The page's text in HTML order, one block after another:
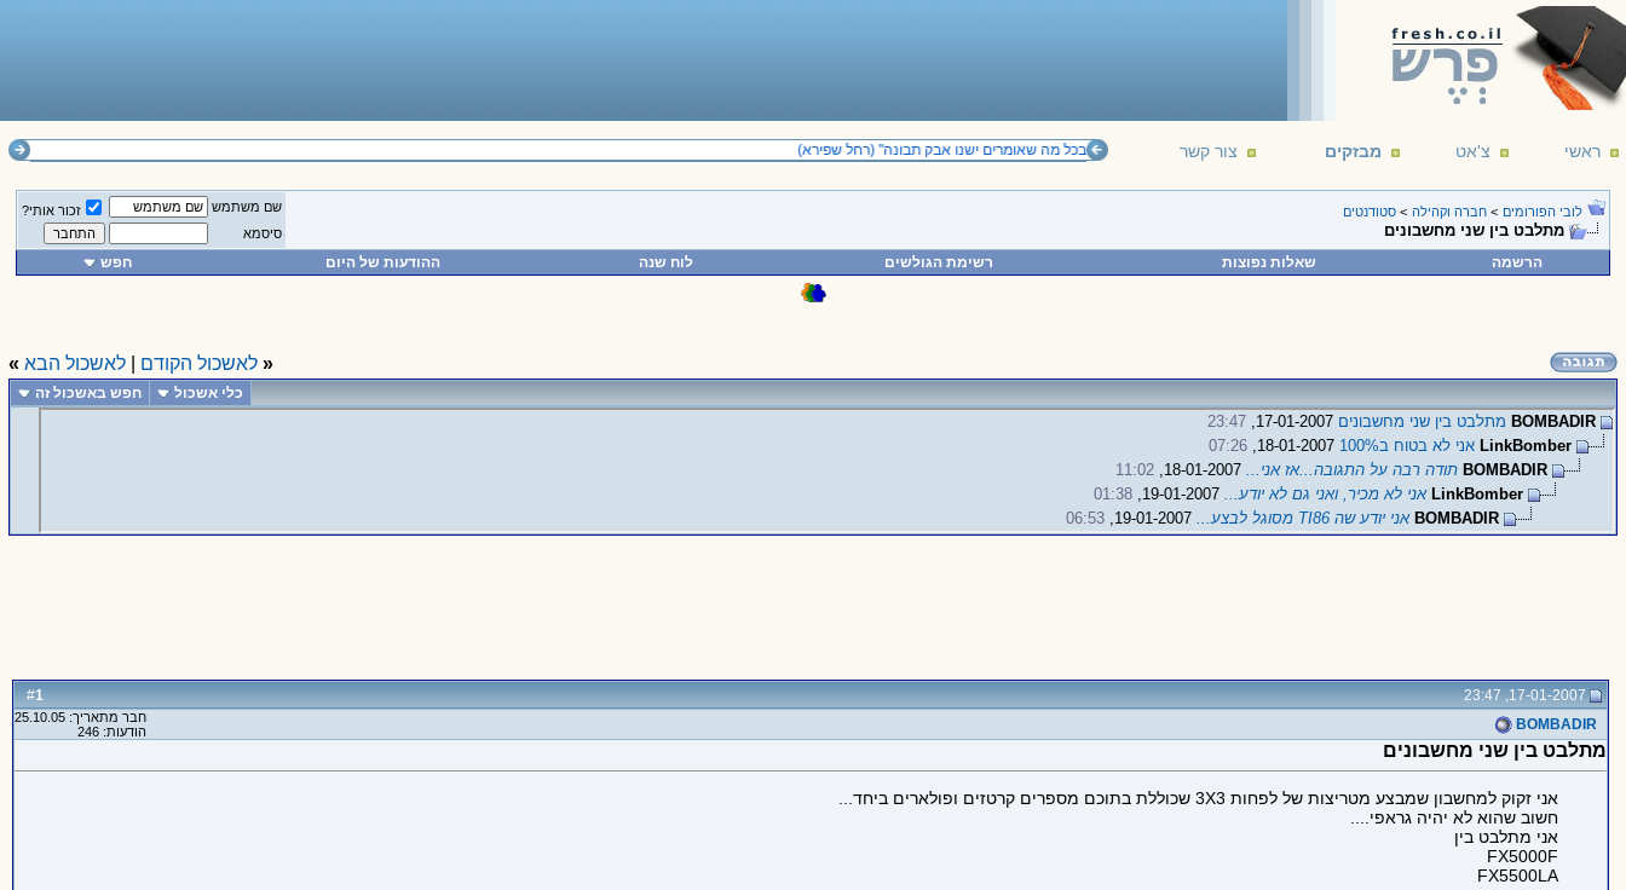
ראשי צ'אט מבזקים צור קשר "ונדמה לי בכל מה שאומרים ישנו אבק תבונה" (רחל שפירא)
לובי הפורומים > חברה וקהילה > סטודנטים
מתלבט בין שני מחשבונים
שם משתמש
זכור אותי?
סיסמא
הרשמה שאלות נפוצות רשימת הגולשים לוח שנה ההודעות של היום חפש
« לאשכול הקודם לאשכול הבא »
כלי אשכול חפש באשכול זה
BOMBADIR מתלבט בין שני מחשבונים
23:47
LinkBomber אני לא בטוח ב100%
07:26
BOMBADIR תודה רבה על התגובה...אז אני...18-01-2007,
11:02
LinkBomber אני לא מכיר, ואני גם לא יודע...19-01-2007,
01:38
BOMBADIR אני יודע שה TI86 מסוגל לבצע... 19-01-2007,
06:53
#
1
17-01-2007, 23:47
BOMBADIR
חבר מתאריך: 25.10.05
הודעות: 246
מתלבט בין שני מחשבונים
אני זקוק למחשבון שמבצע מטריצות של לפחות 3X3 שכוללת בתוכם מספרים קרטזים ופולארים ביחד...
חשוב שהוא לא יהיה גראפי....
אני מתלבט בין
FX5000F
FX5500LA